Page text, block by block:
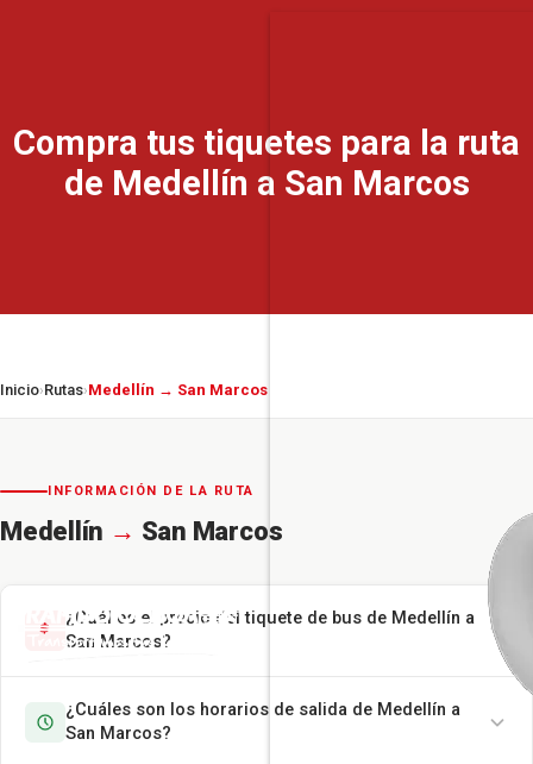
Compra tus tiquetes para la ruta
de Medellín a San Marcos
Inicio›Rutas›Medellín → San Marcos
INFORMACIÓN DE LA RUTA
Medellín → San Marcos
¿Cuál es el precio del tiquete de bus de Medellín a
San Marcos?
¿Cuáles son los horarios de salida de Medellín a
San Marcos?